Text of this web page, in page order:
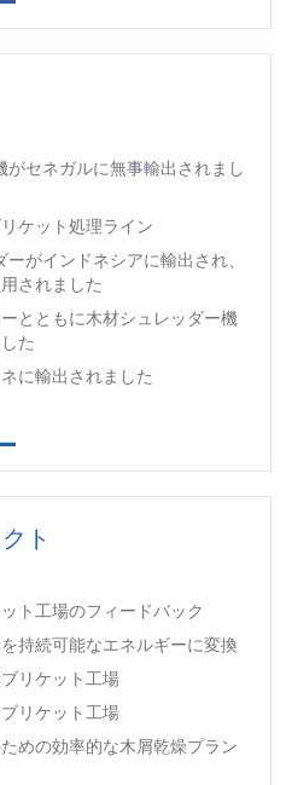
セネガルに無事輸出されまし
ケット処理ライン
がインドネシアに輸出され、
されました
とともに木材シュレッダー機
た
に輸出されました
ト
ト工場のフィードバック
持続可能なエネルギーに変換
リケット工場
リケット工場
めの効率的な木屑乾燥プラン